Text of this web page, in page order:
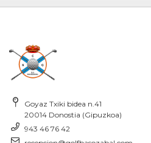
Goyaz Txiki bidea n.41
20014 Donostia (Gipuzkoa)
943 46 76 42